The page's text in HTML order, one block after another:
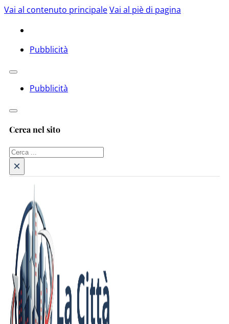
Vai al contenuto principaleVai al piè di pagina
Pubblicità
Pubblicità
Cerca nel sito
Cerca
×